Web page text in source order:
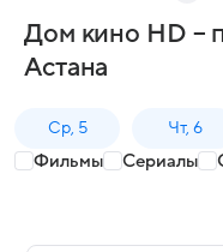
Дом кино HD –
Астана
Ср, 5 Чт, 6
Фильмы Сериалы